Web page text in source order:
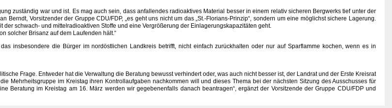
zuständig war und ist. Es mag auch sein, dass anfallendes radioaktives Material besser in einem relativ sicheren Bergwerks tief unter der
Vorsitzender der Gruppe CDU/FDP, „es geht uns nicht um das „St.-Florians-Prinzip“, sondern um eine möglichst sichere Lagerung.
schwach- und mittelradioaktiven Stoffe und eine Vergrößerung der Einlagerungskapazitäten geht.
solcher Brisanz auf dem Laufenden hält.“
insbesondere die Bürger im nordöstlichen Landkreis betrifft, nicht einfach zurückhalten oder nur auf Sparflamme kochen, wenn es in
Frage. Entweder hat die Verwaltung die Beratung bewusst verhindert oder, was auch nicht besser ist, der Landrat und der Erste Kreisrat
Mehrheitsgruppe im Kreistag ihren Kontrollaufgaben nachkommen will und dieses Thema bei der nächsten Sitzung des Ausschusses für
Beratung im Kreistag am 16. März werden wir gegebenenfalls danach beantragen“, ergänzt der Vorsitzende der Gruppe CDU/FDP und